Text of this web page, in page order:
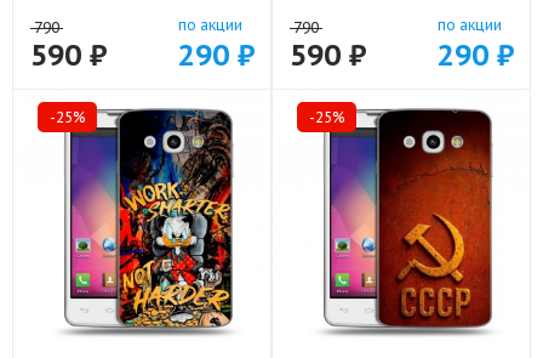
790
590 ₽
по акции
290 ₽
790
590 ₽
по акции
290 ₽
-25% -25%